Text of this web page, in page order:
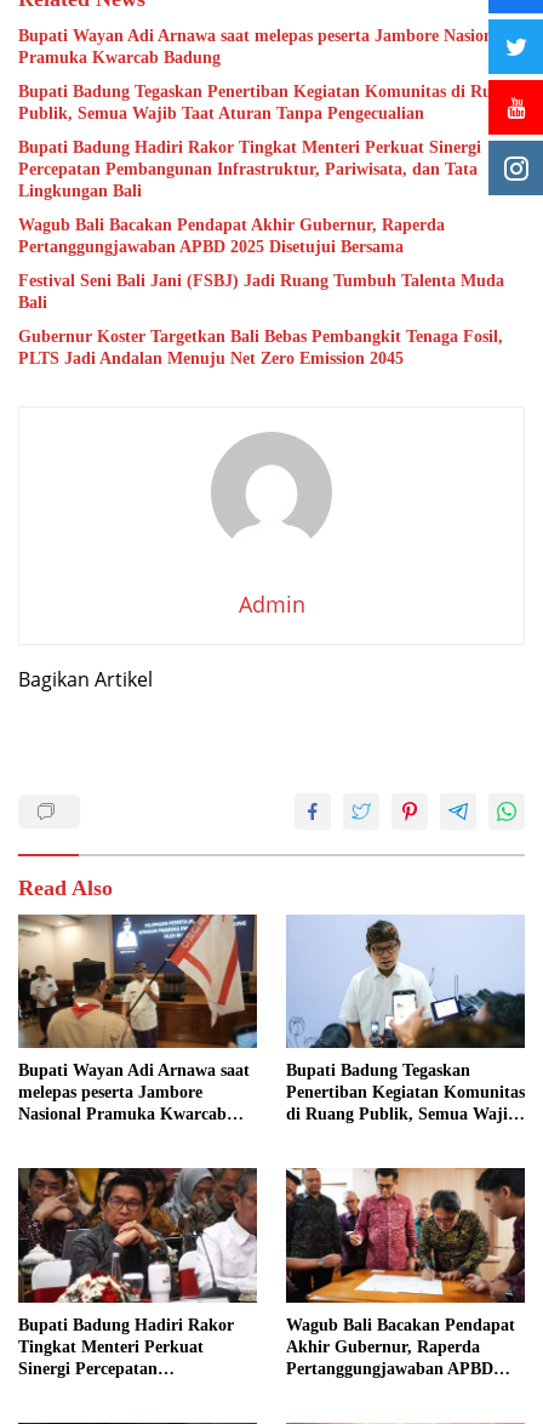
Bupati Wayan Adi Arnawa saat melepas peserta Jambore Nasional
Pramuka Kwarcab Badung
Bupati Badung Tegaskan Penertiban Kegiatan Komunitas di Ruang
Publik, Semua Wajib Taat Aturan Tanpa Pengecualian
Bupati Badung Hadiri Rakor Tingkat Menteri Perkuat Sinergi
Percepatan Pembangunan Infrastruktur, Pariwisata, dan Tata
Lingkungan Bali
Wagub Bali Bacakan Pendapat Akhir Gubernur, Raperda
Pertanggungjawaban APBD 2025 Disetujui Bersama
Festival Seni Bali Jani (FSBJ) Jadi Ruang Tumbuh Talenta Muda
Bali
Gubernur Koster Targetkan Bali Bebas Pembangkit Tenaga Fosil,
PLTS Jadi Andalan Menuju Net Zero Emission 2045
Admin
Bagikan Artikel
Read Also
Bupati Wayan Adi Arnawa saat
melepas peserta Jambore
Nasional Pramuka Kwarcab
Bupati Badung Tegaskan
Penertiban Kegiatan Komunitas
di Ruang Publik, Semua Wajib
Bupati Badung Hadiri Rakor
Tingkat Menteri Perkuat
Sinergi Percepatan
Wagub Bali Bacakan Pendapat
Akhir Gubernur, Raperda
Pertanggungjawaban APBD